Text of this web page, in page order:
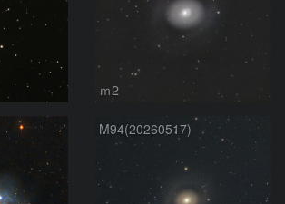
ｍ2
M94(20260517)